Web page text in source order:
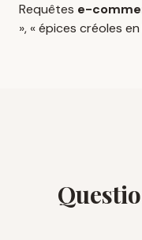
Requêtes e-
», « épices créoles en